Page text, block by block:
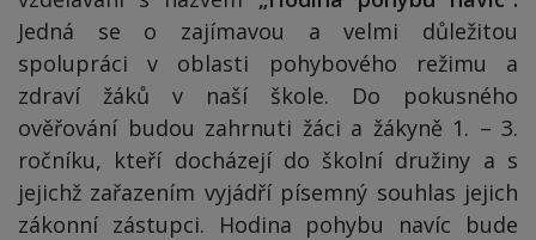
Jedná se o zajímavou a velmi důležitou
spolupráci v oblasti pohybového režimu a
zdraví žáků v naší škole. Do pokusného
ověřování budou zahrnuti žáci a žákyně 1. – 3.
ročníku, kteří docházejí do školní družiny a s
jejichž zařazením vyjádří písemný souhlas jejich
zákonní zástupci. Hodina pohybu navíc bude